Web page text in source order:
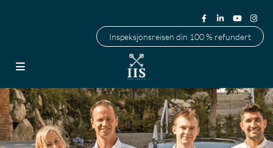
Inspeksjonsreisen din 100 % refundert